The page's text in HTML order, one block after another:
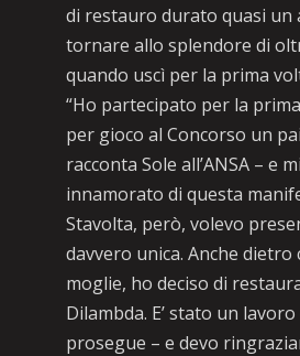
di restauro durato quasi un
tornare allo splendore di
quando uscì per la prima
“Ho partecipato per la
per gioco al Concorso un
racconta Sole all’ANSA – e
innamorato di questa
Stavolta, però, volevo
davvero unica. Anche dietro
moglie, ho deciso di
Dilambda. E’ stato un
prosegue – e devo